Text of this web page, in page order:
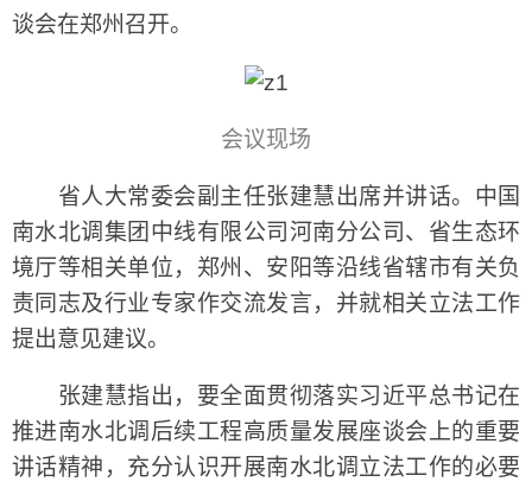
谈会在郑州召开。
会议现场
省人大常委会副主任张建慧出席并讲话。中国
南水北调集团中线有限公司河南分公司、省生态环
境厅等相关单位，郑州、安阳等沿线省辖市有关负
责同志及行业专家作交流发言，并就相关立法工作
提出意见建议。
张建慧指出，要全面贯彻落实习近平总书记在
推进南水北调后续工程高质量发展座谈会上的重要
讲话精神，充分认识开展南水北调立法工作的必要